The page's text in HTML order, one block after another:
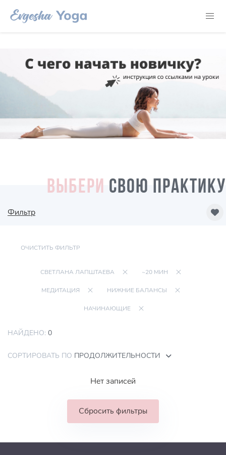
ВЫБЕРИ СВОЮ ПРАКТИКУ
Фильтр
ОЧИСТИТЬ ФИЛЬТР
СВЕТЛАНА ЛАПШТАЕВА ~20 МИН
МЕДИТАЦИЯ НИЖНИЕ БАЛАНСЫ
НАЧИНАЮЩИЕ
НАЙДЕНО: 0
СОРТИРОВАТЬ ПО ПРОДОЛЖИТЕЛЬНОСТИ
Нет записей
Сбросить фильтры